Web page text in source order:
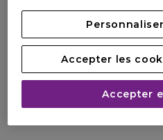
Accepter les
Accepter